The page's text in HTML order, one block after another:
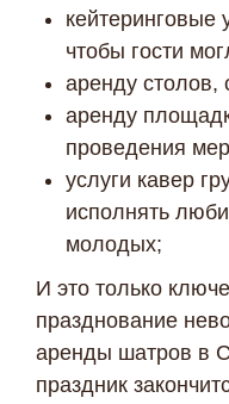
кейтеринговые
чтобы гости
аренду столов,
аренду
проведения
услуги кавер
исполнять
молодых;
И это только
празднование
аренды шатров в
праздник